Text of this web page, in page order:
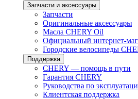
Запчасти и аксессуары
Запчасти
Оригинальные аксессуары
Масла CHERY Oil
Официальный интернет-
Городские велосипеды
Поддержка
CHERY — помощь в пути
Гарантия CHERY
Руководства по
Клиентская поддержка